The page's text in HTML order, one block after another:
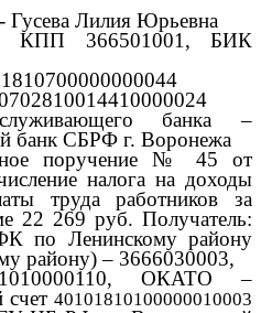
Гусева Лилия Юрьевна
КПП 366501001, БИК
банка –
банк СБРФ г. Воронежа
поручение № 45 от
налога на доходы
труда работников за
22 269 руб. Получатель:
Ленинскому району
району) – 3666030003,
ОКАТО –
счет 40101810100000010003